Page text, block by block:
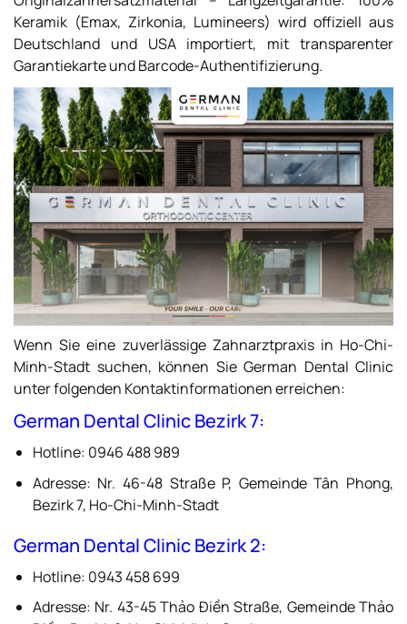
Keramik (Emax, Zirkonia, Lumineers) wird offiziell aus
Deutschland und USA importiert, mit transparenter
Garantiekarte und Barcode-Authentifizierung.
Wenn Sie eine zuverlässige Zahnarztpraxis in Ho-Chi-
Minh-Stadt suchen, können Sie German Dental Clinic
unter folgenden Kontaktinformationen erreichen:
German Dental Clinic Bezirk 7:
Hotline: 0946 488 989
Adresse: Nr. 46-48 Straße P, Gemeinde Tân Phong,
Bezirk 7, Ho-Chi-Minh-Stadt
German Dental Clinic Bezirk 2:
Hotline: 0943 458 699
Adresse: Nr. 43-45 Thảo Điền Straße, Gemeinde Thảo